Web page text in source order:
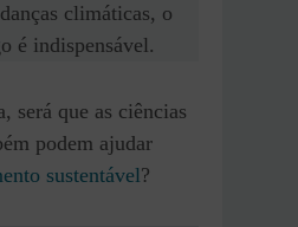
climáticas, o
é indispensável.
será que as ciências
podem ajudar
sustentável?